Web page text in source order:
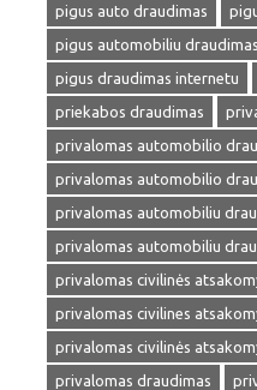
pigus auto draudimas
pigus automobiliu draudimas
pigus draudimas internetu
priekabos draudimas
privalomas automobilio
privalomas automobilio
privalomas automobiliu
privalomas automobiliu
privalomas civilinės
privalomas civilines
privalomas civilinės
privalomas draudimas